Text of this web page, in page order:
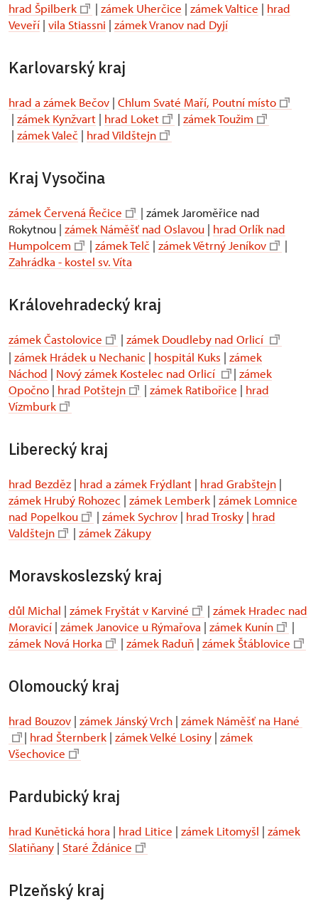
hrad Špilberk | zámek Uherčice | zámek Valtice | hrad
Veveří | vila Stiassni | zámek Vranov nad Dyjí
Karlovarský kraj
hrad a zámek Bečov | Chlum Svaté Maří, Poutní místo
| zámek Kynžvart | hrad Loket | zámek Toužim
| zámek Valeč | hrad Vildštejn
Kraj Vysočina
zámek Červená Řečice
| zámek Jaroměřice nad
Rokytnou | zámek Náměšť nad Oslavou | hrad Orlík nad
Humpolcem
| zámek Telč | zámek Větrný Jeníkov
|
Zahrádka - kostel sv. Víta
Královehradecký kraj
zámek Častolovice | zámek Doudleby nad Orlicí
| zámek Hrádek u Nechanic | hospitál Kuks | zámek
Náchod | Nový zámek Kostelec nad Orlicí | zámek
Opočno | hrad Potštejn | zámek Ratibořice | hrad
Vízmburk
Liberecký kraj
hrad Bezděz | hrad a zámek Frýdlant | hrad Grabštejn |
zámek Hrubý Rohozec | zámek Lemberk | zámek Lomnice
nad Popelkou
| zámek Sychrov | hrad Trosky | hrad
Valdštejn
| zámek Zákupy
Moravskoslezský kraj
důl Michal | zámek Fryštát v Karviné | zámek Hradec nad
Moravicí | zámek Janovice u Rýmařova | zámek Kunín
|
zámek Nová Horka
| zámek Raduň | zámek Štáblovice
Olomoucký kraj
hrad Bouzov | zámek Jánský Vrch | zámek Náměšť na Hané
| hrad Šternberk | zámek Velké Losiny | zámek
Všechovice
Pardubický kraj
hrad Kunětická hora | hrad Litice | zámek Litomyšl | zámek
Slatiňany | Staré Ždánice
Plzeňský kraj